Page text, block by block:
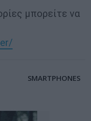
μπορείτε να
SMARTPHONES